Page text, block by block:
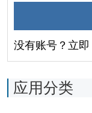
没有账号？立即
应用分类